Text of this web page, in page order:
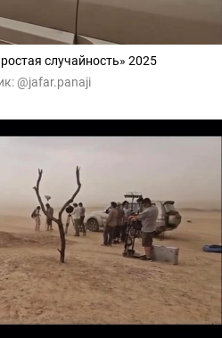
случайность» 2025
@jafar.panaji